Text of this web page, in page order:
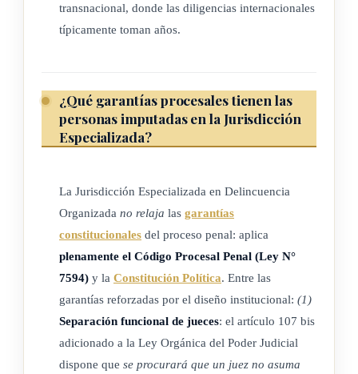
Organizada en Costa Rica, de 13 de setiembre de 2017. El
otorgado elpresupuestonecesario para su implementación,
conforme a los estudios técnicos del Poder Judicial.
ARTÍCULO 5
Se adiciona un transitorio II a la Ley N.º 9481, Creación de
la Jurisdicción Especializada en Delincuencia Organizada en
Costa Rica, de 13 de setiembre de 2017. El texto es el
siguiente:
transnacional, donde las diligencias internacionales
típicamente toman años.
¿Qué garantías procesales tienen las
personas imputadas en la Jurisdicción
Especializada?
La Jurisdicción Especializada en Delincuencia
Organizada no relaja las garantías
constitucionales del proceso penal: aplica
plenamente el Código Procesal Penal (Ley N°
7594) y la Constitución Política. Entre las
garantías reforzadas por el diseño institucional: (1)
Separación funcional de jueces: el artículo 107 bis
adicionado a la Ley Orgánica del Poder Judicial
dispone que se procurará que un juez no asuma